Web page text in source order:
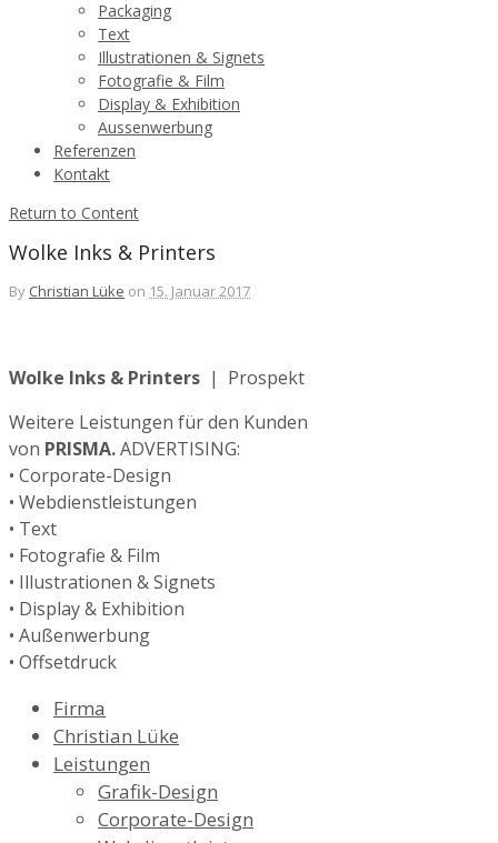
Packaging
Text
Illustrationen & Signets
Fotografie & Film
Display & Exhibition
Aussenwerbung
Referenzen
Kontakt
Return to Content
Wolke Inks & Printers
By Christian Lüke on 15. Januar 2017
Wolke Inks & Printers | Prospekt
Weitere Leistungen für den Kunden
von PRISMA.ADVERTISING:
• Corporate-Design
• Webdienstleistungen
• Text
• Fotografie & Film
• Illustrationen & Signets
• Display & Exhibition
• Außenwerbung
• Offsetdruck
Firma
Christian Lüke
Leistungen
Grafik-Design
Corporate-Design